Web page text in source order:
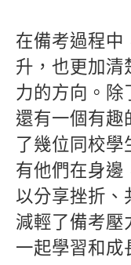
在備考過程中
升，也更加清
力的方向。除
還有一個有趣
了幾位同校學
有他們在身邊
以分享挫折、
減輕了備考壓
一起學習和成